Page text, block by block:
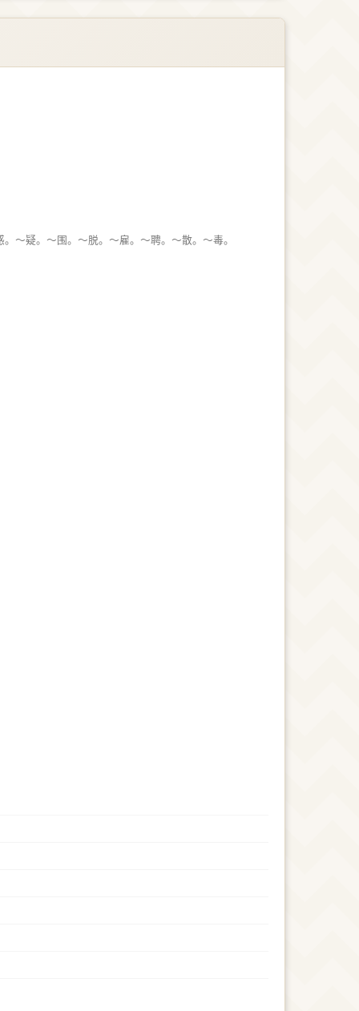
～疑。～围。～脱。～雇。～聘。～散。～毒。